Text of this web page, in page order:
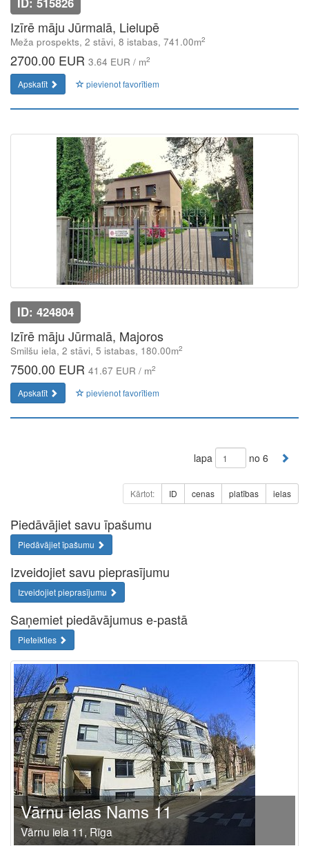
Izīrē māju Jūrmalā, Lielupē
Meža prospekts, 2 stāvi, 8 istabas, 741.00m2
2700.00 EUR 3.64 EUR / m2
Apskatīt pievienot favorītiem
ID: 424804
Izīrē māju Jūrmalā, Majoros
Smilšu iela, 2 stāvi, 5 istabas, 180.00m2
7500.00 EUR 41.67 EUR / m2
Apskatīt pievienot favorītiem
lapa no 6
Kārtot: ID cenas platības ielas
Piedāvājiet savu īpašumu
Piedāvājiet īpašumu
Izveidojiet savu pieprasījumu
Izveidojiet pieprasījumu
Saņemiet piedāvājumus e-pastā
Pieteikties
Vārnu ielas Nams 11
Vārnu iela 11, Rīga